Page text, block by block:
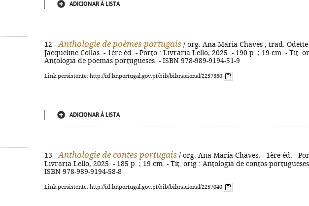
ADICIONAR À LISTA
12 - Anthologie de poèmes portugais / org. Ana-Maria Chaves ; trad. Odette
Jacqueline Collas. - 1ère éd. - Porto : Livraria Lello, 2025. - 190 p. ; 19 cm. - Tít.
Antologia de poemas portugueses. - ISBN 978-989-9194-51-9
Link persistente: http://id.bnportugal.gov.pt/bib/bibnacional/2257360
ADICIONAR À LISTA
13 - Anthologie de contes portugais / org. Ana-Maria Chaves. - 1ère éd. -
Livraria Lello, 2025. - 185 p. ; 19 cm. - Tít. orig.: Antologia de contos
ISBN 978-989-9194-58-8
Link persistente: http://id.bnportugal.gov.pt/bib/bibnacional/2257040